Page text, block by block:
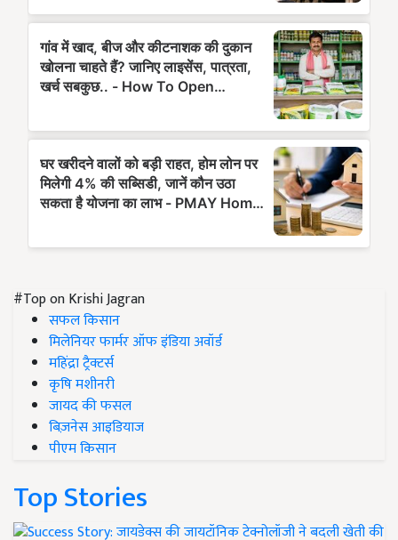
#Top on Krishi Jagran
सफल किसान
मिलेनियर फार्मर ऑफ इंडिया अवॉर्ड
महिंद्रा ट्रैक्टर्स
कृषि मशीनरी
जायद की फसल
बिज़नेस आइडियाज
पीएम किसान
Top Stories